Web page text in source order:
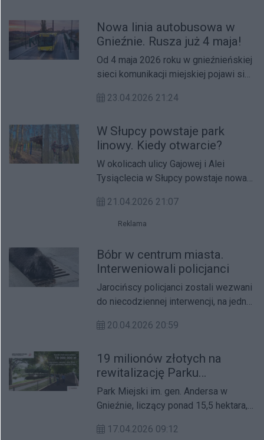
Nowa linia autobusowa w
Gnieźnie. Rusza już 4 maja!
Od 4 maja 2026 roku w gnieźnieńskiej
sieci komunikacji miejskiej pojawi się
Skiereszewo z Pustachową.
23.04.2026 21:24
W Słupcy powstaje park
linowy. Kiedy otwarcie?
W okolicach ulicy Gajowej i Alei
Tysiąclecia w Słupcy powstaje nowa
21.04.2026 21:07
Reklama
Bóbr w centrum miasta.
Interweniowali policjanci
Jarocińscy policjanci zostali wezwani
do niecodziennej interwencji, na jednej
sprawiało wrażenie osłabionego i
20.04.2026 20:59
19 milionów złotych na
rewitalizację Parku
Miejskiego w Gnieźnie. Prace
ruszą jeszcze w tym roku
Park Miejski im. gen. Andersa w
Gnieźnie, liczący ponad 15,5 hektara,
sięgająca początków XIX wieku
17.04.2026 09:12